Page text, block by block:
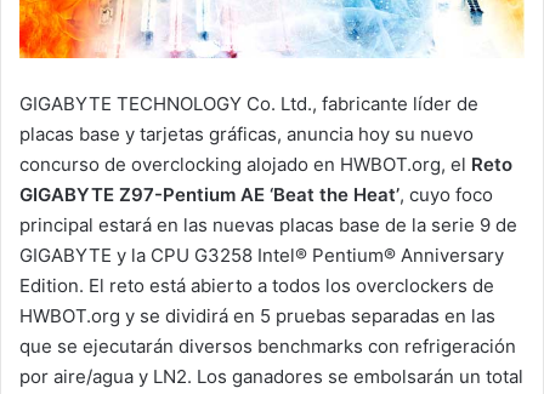
GIGABYTE TECHNOLOGY Co. Ltd., fabricante líder de
placas base y tarjetas gráficas, anuncia hoy su nuevo
concurso de overclocking alojado en HWBOT.org, el Reto
GIGABYTE Z97-Pentium AE ‘Beat the Heat’, cuyo foco
principal estará en las nuevas placas base de la serie 9 de
GIGABYTE y la CPU G3258 Intel® Pentium® Anniversary
Edition. El reto está abierto a todos los overclockers de
HWBOT.org y se dividirá en 5 pruebas separadas en las
que se ejecutarán diversos benchmarks con refrigeración
por aire/agua y LN2. Los ganadores se embolsarán un total